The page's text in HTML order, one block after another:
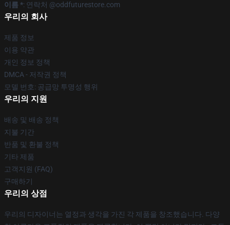
이름 *: 연락처 @oddfuturestore.com
우리의 회사
제품 정보
이용 약관
개인 정보 정책
DMCA - 저작권 정책
모델 번호: 공급망 투명성 행위
우리의 지원
배송 및 배송 정책
지불 기간
반품 및 환불 정책
기타 제품
고객지원 (FAQ)
구매하기
우리의 상점
우리의 디자이너는 열정과 생각을 가진 각 제품을 창조했습니다. 다양